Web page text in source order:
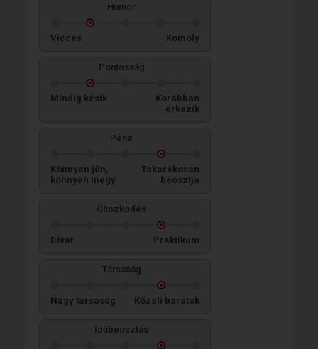
Humor
Vicces Komoly
Pontosság
Mindig késik
Korábban
érkezik
Pénz
Könnyen jön,
könnyen megy
Takarékosan
beosztja
Öltözködés
Divat Praktikum
Társaság
Nagy társaság Közeli barátok
Időbeosztás